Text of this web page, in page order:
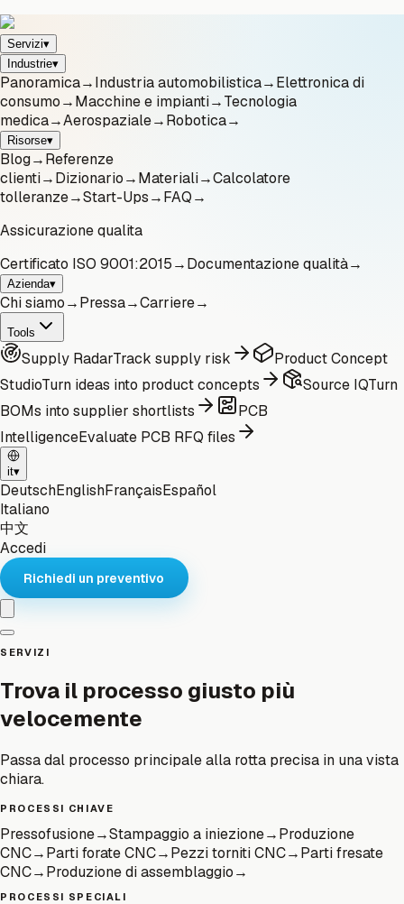
Servizi▾
Industrie▾
Panoramica→Industria automobilistica→Elettronica di
consumo→Macchine e impianti→Tecnologia
medica→Aerospaziale→Robotica→
Risorse▾
Blog→Referenze
clienti→Dizionario→Materiali→Calcolatore
tolleranze→Start-Ups→FAQ→
Assicurazione qualita
Certificato ISO 9001:2015→Documentazione qualità→
Azienda▾
Chi siamo→Pressa→Carriere→
Tools
Supply RadarTrack supply risk
Product Concept
StudioTurn ideas into product concepts Source IQTurn
BOMs into supplier shortlists
PCB
IntelligenceEvaluate PCB RFQ files
it▾
DeutschEnglishFrançaisEspañol
Italiano
中文
Accedi
Richiedi un preventivo
SERVIZI
Trova il processo giusto più
velocemente
Passa dal processo principale alla rotta precisa in una vista
chiara.
PROCESSI CHIAVE
Pressofusione→Stampaggio a iniezione→Produzione
CNC→Parti forate CNC→Pezzi torniti CNC→Parti fresate
CNC→Produzione di assemblaggio→
PROCESSI SPECIALI